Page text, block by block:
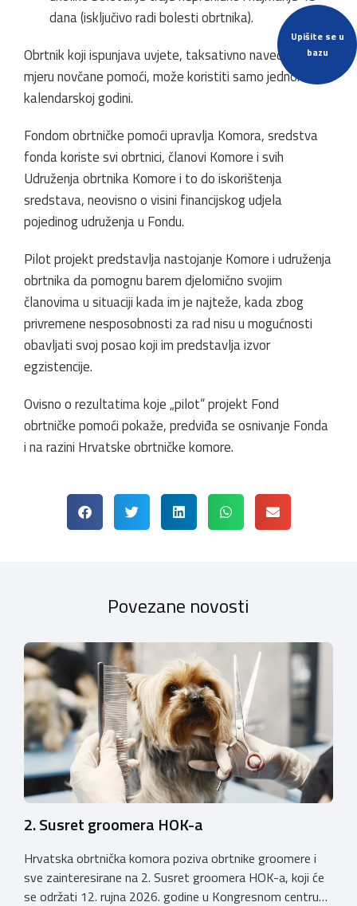
Upišite se u
bazu
dana (isključivo radi bolesti obrtnika).
Obrtnik koji ispunjava uvjete, taksativno navedene,
mjeru novčane pomoći, može koristiti samo jednom u
kalendarskoj godini.
Fondom obrtničke pomoći upravlja Komora, sredstva
fonda koriste svi obrtnici, članovi Komore i svih
Udruženja obrtnika Komore i to do iskorištenja
sredstava, neovisno o visini financijskog udjela
pojedinog udruženja u Fondu.
Pilot projekt predstavlja nastojanje Komore i udruženja
obrtnika da pomognu barem djelomično svojim
članovima u situaciji kada im je najteže, kada zbog
privremene nesposobnosti za rad nisu u mogućnosti
obavljati svoj posao koji im predstavlja izvor
egzistencije.
Ovisno o rezultatima koje „pilot“ projekt Fond
obrtničke pomoći pokaže, predviđa se osnivanje Fonda
i na razini Hrvatske obrtničke komore.
Povezane novosti
2. Susret groomera HOK-a
Hrvatska obrtnička komora poziva obrtnike groomere i
sve zainteresirane na 2. Susret groomera HOK-a, koji će
se održati 12. rujna 2026. godine u Kongresnom centru